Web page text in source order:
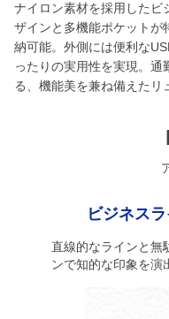
ナイロン素材を採用したビ
ザインと多機能ポケットが
納可能。外側には便利な
ったりの実用性を実現。通
る、機能美を兼ね備えたリ
ビジネス
直線的なラインと無
ンで知的な印象を演